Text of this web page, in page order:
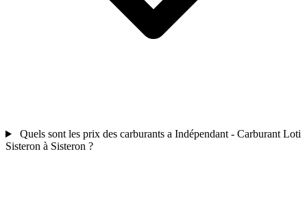
Quels sont les prix des carburants a Indépendant - Carburant Loti
Sisteron à Sisteron ?